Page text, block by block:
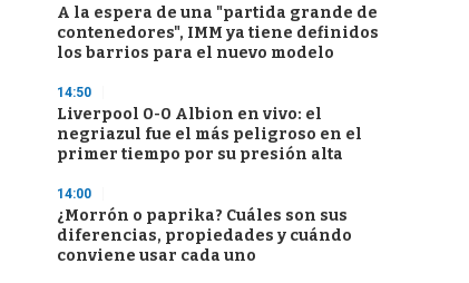
A la espera de una "partida grande de
contenedores", IMM ya tiene definidos
los barrios para el nuevo modelo
14:50
Liverpool 0-0 Albion en vivo: el
negriazul fue el más peligroso en el
primer tiempo por su presión alta
14:00
¿Morrón o paprika? Cuáles son sus
diferencias, propiedades y cuándo
conviene usar cada uno